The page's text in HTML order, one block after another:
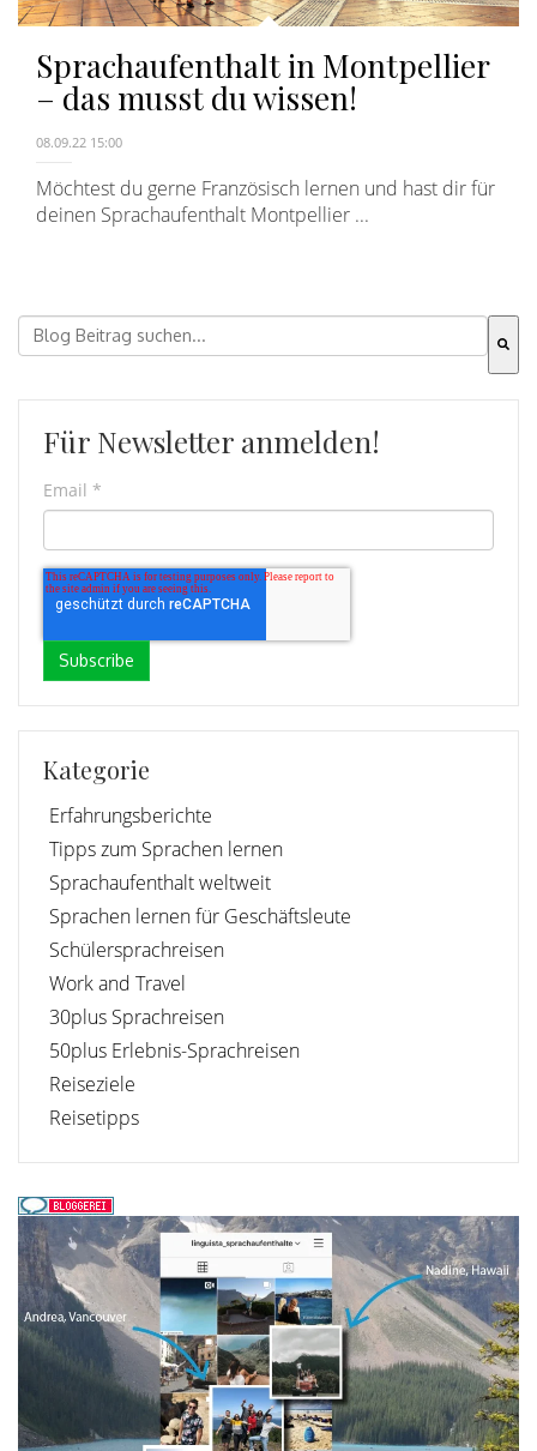
Sprachaufenthalt in Montpellier
– das musst du wissen!
08.09.22 15:00
Möchtest du gerne Französisch lernen und hast dir für
deinen Sprachaufenthalt Montpellier ...
Dies ist ein Suchfeld mit einer automatischen
Für Newsletter anmelden!
Email *
Kategorie
Erfahrungsberichte
Tipps zum Sprachen lernen
Sprachaufenthalt weltweit
Sprachen lernen für Geschäftsleute
Schülersprachreisen
Work and Travel
30plus Sprachreisen
50plus Erlebnis-Sprachreisen
Reiseziele
Reisetipps